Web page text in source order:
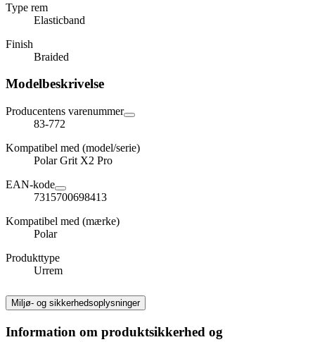
Type rem
Elasticband
Finish
Braided
Modelbeskrivelse
Producentens varenummer
83-772
Kompatibel med (model/serie)
Polar Grit X2 Pro
EAN-kode
7315700698413
Kompatibel med (mærke)
Polar
Produkttype
Urrem
Miljø- og sikkerhedsoplysninger
Information om produktsikkerhed og